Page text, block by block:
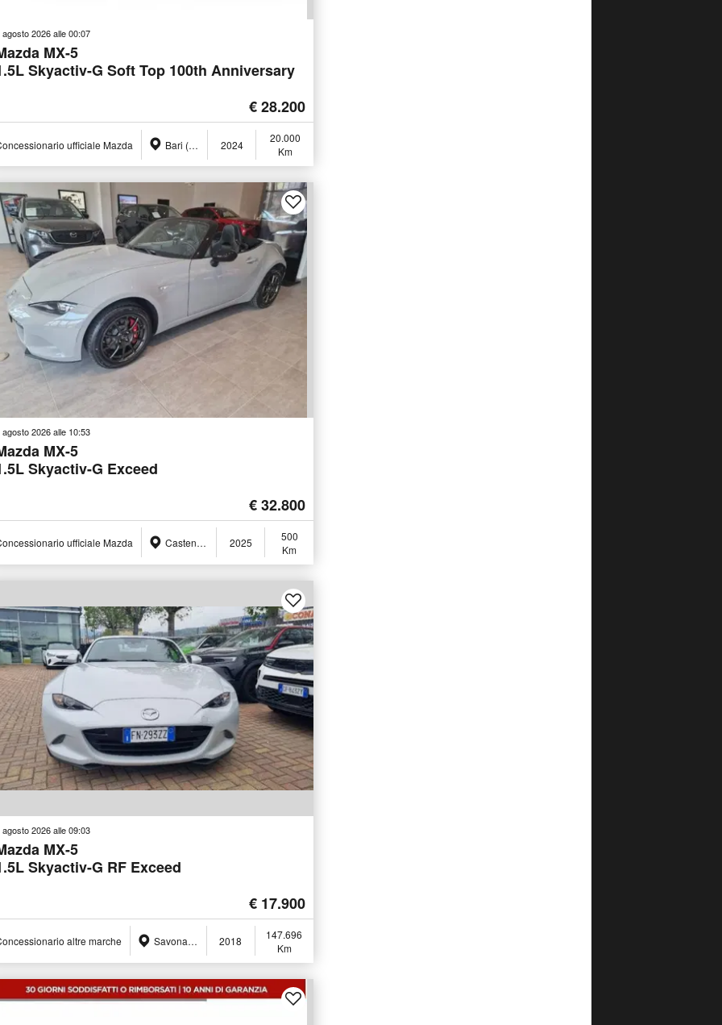
agosto 2026 alle 00:07
MX-5
Skyactiv-G Soft Top 100th Anniversary
€ 28.200
ufficiale Mazda Bari (BA) 2024
20.000
Km
agosto 2026 alle 10:53
MX-5
Skyactiv-G Exceed
€ 32.800
ufficiale Mazda Castenaso (BO) 2025
500
Km
agosto 2026 alle 09:03
MX-5
Skyactiv-G RF Exceed
€ 17.900
altre marche Savona (SV) 2018
147.696
Km